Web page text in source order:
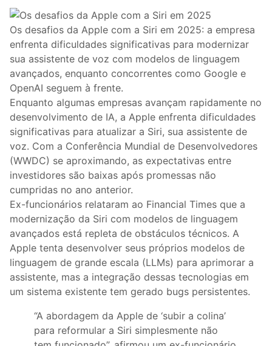
Os desafios da Apple com a Siri em 2025: a empresa
enfrenta dificuldades significativas para modernizar
sua assistente de voz com modelos de linguagem
avançados, enquanto concorrentes como Google e
OpenAI seguem à frente.
Enquanto algumas empresas avançam rapidamente no
desenvolvimento de IA, a Apple enfrenta dificuldades
significativas para atualizar a Siri, sua assistente de
voz. Com a Conferência Mundial de Desenvolvedores
(WWDC) se aproximando, as expectativas entre
investidores são baixas após promessas não
cumpridas no ano anterior.
Ex-funcionários relataram ao Financial Times que a
modernização da Siri com modelos de linguagem
avançados está repleta de obstáculos técnicos. A
Apple tenta desenvolver seus próprios modelos de
linguagem de grande escala (LLMs) para aprimorar a
assistente, mas a integração dessas tecnologias em
um sistema existente tem gerado bugs persistentes.
“A abordagem da Apple de ‘subir a colina’
para reformular a Siri simplesmente não